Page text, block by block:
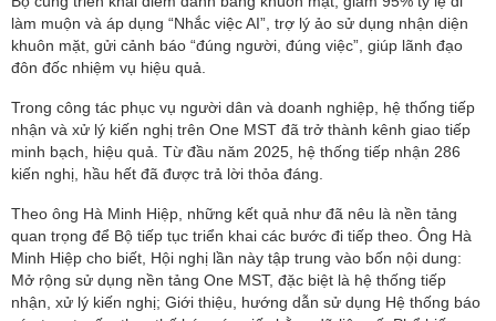
làm muộn và áp dụng “Nhắc việc AI”, trợ lý ảo sử dụng nhận diện
khuôn mặt, gửi cảnh báo “đúng người, đúng việc”, giúp lãnh đạo
đôn đốc nhiệm vụ hiệu quả.
Trong công tác phục vụ người dân và doanh nghiệp, hệ thống tiếp
nhận và xử lý kiến nghị trên One MST đã trở thành kênh giao tiếp
minh bạch, hiệu quả. Từ đầu năm 2025, hệ thống tiếp nhận 286
kiến nghị, hầu hết đã được trả lời thỏa đáng.
Theo ông Hà Minh Hiệp, những kết quả như đã nêu là nền tảng
quan trọng để Bộ tiếp tục triển khai các bước đi tiếp theo. Ông Hà
Minh Hiệp cho biết, Hội nghị lần này tập trung vào bốn nội dung:
Mở rộng sử dụng nền tảng One MST, đặc biệt là hệ thống tiếp
nhận, xử lý kiến nghị; Giới thiệu, hướng dẫn sử dụng Hệ thống báo